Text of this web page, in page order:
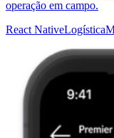
operação em campo.
React NativeLogística